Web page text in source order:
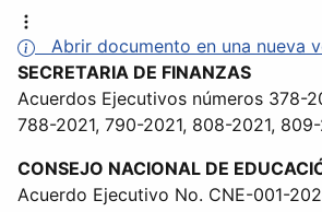
Abrir documento en una nueva
SECRETARIA DE FINANZAS
Acuerdos Ejecutivos números 378-
788-2021, 790-2021, 808-2021,
CONSEJO NACIONAL DE
Acuerdo Ejecutivo No. CNE-001-